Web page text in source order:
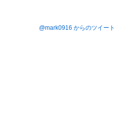
@mark0916 からのツイート